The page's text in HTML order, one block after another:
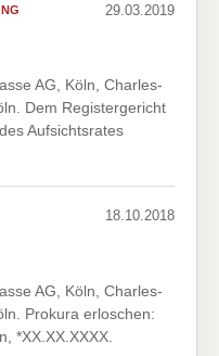
29.03.2019
AG, Köln, Charles-
Dem Registergericht
Aufsichtsrates
18.10.2018
AG, Köln, Charles-
Prokura erloschen:
*XX.XX.XXXX.